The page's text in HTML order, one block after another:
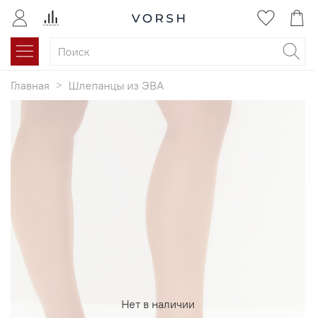
Главная Шлепанцы из ЭВА
Нет в наличии